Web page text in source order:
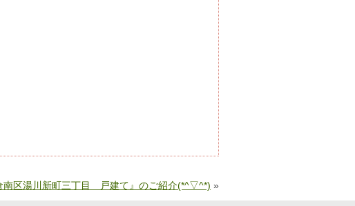
南区湯川新町三丁目 戸建て』のご紹介(*^▽^*) »